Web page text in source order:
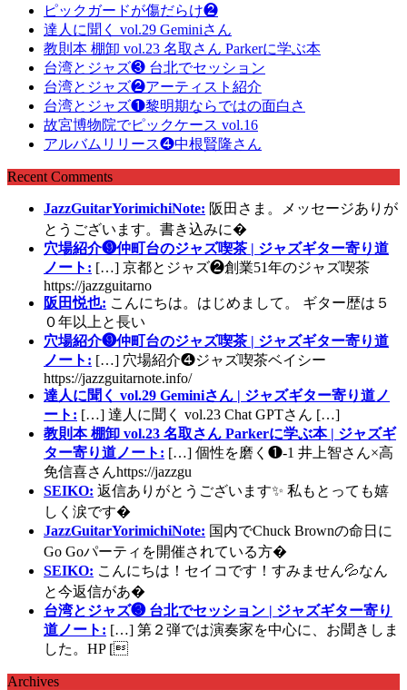
ピックガードが傷だらけ❷
達人に聞く vol.29 Geminiさん
教則本 棚卸 vol.23 名取さん Parkerに学ぶ本
台湾とジャズ❸ 台北でセッション
台湾とジャズ❷アーティスト紹介
台湾とジャズ❶黎明期ならではの面白さ
故宮博物院でピックケース vol.16
アルバムリリース❹中根賢隆さん
Recent Comments
JazzGuitarYorimichiNote: 阪田さま。メッセージありが
とうございます。書き込みに�
穴場紹介❾仲町台のジャズ喫茶 | ジャズギター寄り道
ノート: […] 京都とジャズ❷創業51年のジャズ喫茶
https://jazzguitarno
阪田悦也: こんにちは。はじめまして。 ギター歴は５
０年以上と長い
穴場紹介❾仲町台のジャズ喫茶 | ジャズギター寄り道
ノート: […] 穴場紹介❹ジャズ喫茶ベイシー
https://jazzguitarnote.info/
達人に聞く vol.29 Geminiさん | ジャズギター寄り道ノ
ート: […] 達人に聞く vol.23 Chat GPTさん […]
教則本 棚卸 vol.23 名取さん Parkerに学ぶ本 | ジャズギ
ター寄り道ノート: […] 個性を磨く❶-1 井上智さん×高
免信喜さんhttps://jazzgu
SEIKO: 返信ありがとうございます✨ 私もとっても嬉
しく涙です�
JazzGuitarYorimichiNote: 国内でChuck Brownの命日に
Go Goパーティを開催されている方�
SEIKO: こんにちは！セイコです！すみません💦なん
と今返信があ�
台湾とジャズ❸ 台北でセッション | ジャズギター寄り
道ノート: […] 第２弾では演奏家を中心に、お聞きしま
した。HP [
Archives